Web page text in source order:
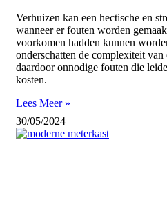
Verhuizen kan een hectische en
wanneer er fouten worden
voorkomen hadden kunnen
onderschatten de complexiteit
daardoor onnodige fouten die
kosten.
Lees Meer »
30/05/2024